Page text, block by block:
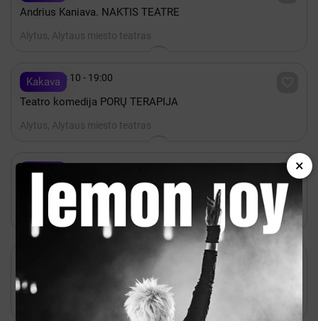
Andrius Kaniava. NAKTIS TEATRE
Alytus, Alytaus miesto teatras
Kakava
 Gruodis 10 - 19:00
Teatro komedija PORŲ TERAPIJA
Alytus, Alytaus miesto teatras
Kakava 

Mergaitės ir Berniukai
Alytus, Alytaus miesto teatras
Teatro komedija UOŠVIS
Alytus, Alytaus miesto teatras
×